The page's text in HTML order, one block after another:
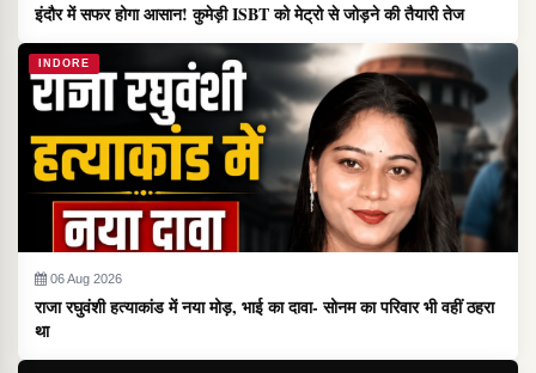
इंदौर में सफर होगा आसान! कुमेड़ी ISBT को मेट्रो से जोड़ने की तैयारी तेज
INDORE
06 Aug 2026
राजा रघुवंशी हत्याकांड में नया मोड़, भाई का दावा- सोनम का परिवार भी वहीं ठहरा
था